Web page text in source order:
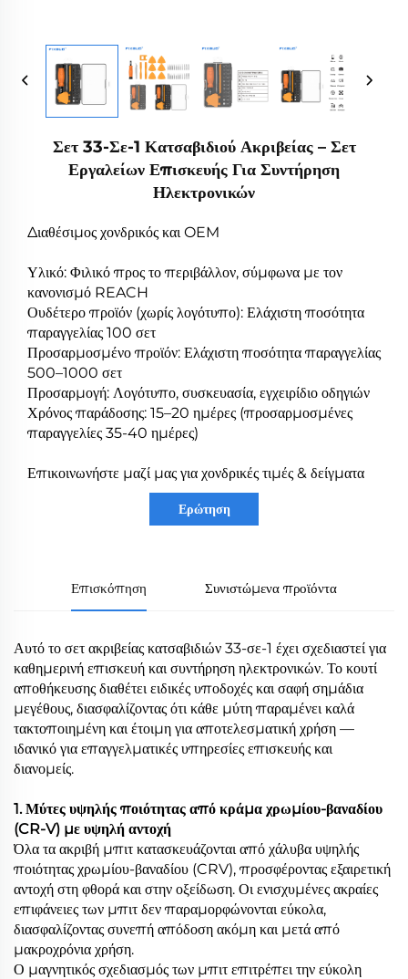
Σετ 33-Σε-1 Κατσαβιδιού Ακριβείας – Σετ
Εργαλείων Επισκευής Για Συντήρηση
Ηλεκτρονικών
Διαθέσιμος χονδρικός και OEM
Υλικό: Φιλικό προς το περιβάλλον, σύμφωνα με τον
κανονισμό REACH
Ουδέτερο προϊόν (χωρίς λογότυπο): Ελάχιστη ποσότητα
παραγγελίας 100 σετ
Προσαρμοσμένο προϊόν: Ελάχιστη ποσότητα παραγγελίας
500–1000 σετ
Προσαρμογή: Λογότυπο, συσκευασία, εγχειρίδιο οδηγιών
Χρόνος παράδοσης: 15–20 ημέρες (προσαρμοσμένες
παραγγελίες 35-40 ημέρες)
Επικοινωνήστε μαζί μας για χονδρικές τιμές & δείγματα
Ερώτηση
Επισκόπηση Συνιστώμενα προϊόντα
Αυτό το σετ ακριβείας κατσαβιδιών 33-σε-1 έχει σχεδιαστεί για
καθημερινή επισκευή και συντήρηση ηλεκτρονικών. Το κουτί
αποθήκευσης διαθέτει ειδικές υποδοχές και σαφή σημάδια
μεγέθους, διασφαλίζοντας ότι κάθε μύτη παραμένει καλά
τακτοποιημένη και έτοιμη για αποτελεσματική χρήση —
ιδανικό για επαγγελματικές υπηρεσίες επισκευής και
διανομείς.
1. Μύτες υψηλής ποιότητας από κράμα χρωμίου-βαναδίου
(CR-V) με υψηλή αντοχή
Όλα τα ακριβή μπιτ κατασκευάζονται από χάλυβα υψηλής
ποιότητας χρωμίου-βαναδίου (CRV), προσφέροντας εξαιρετική
αντοχή στη φθορά και στην οξείδωση. Οι ενισχυμένες ακραίες
επιφάνειες των μπιτ δεν παραμορφώνονται εύκολα,
διασφαλίζοντας συνεπή απόδοση ακόμη και μετά από
μακροχρόνια χρήση.
Ο μαγνητικός σχεδιασμός των μπιτ επιτρέπει την εύκολη